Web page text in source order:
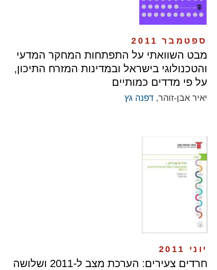
ספטמבר 2011
מבט השוואתי על התפתחות המחקר המדעי
והטכנולוגי בישראל ובמדינות המזרח התיכון,
על פי מדדים כמותיים
יאיר אבן-זוהר, דפנה גץ
יוני 2011
חרדים צעירים: הערכת מצב ל-2011 ושלושה